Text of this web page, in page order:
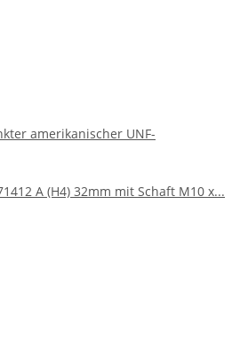
amerikanischer UNF-